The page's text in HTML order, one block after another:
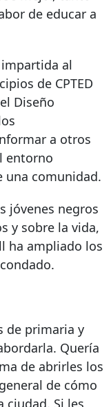
de educar a
al
de CPTED
Diseño
a otros
entorno
una comunidad.
jóvenes negros
y sobre la vida,
ha ampliado los
de primaria y
Quería
de abrirles los
de cómo